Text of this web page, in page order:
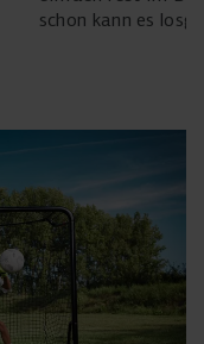
schon kann es